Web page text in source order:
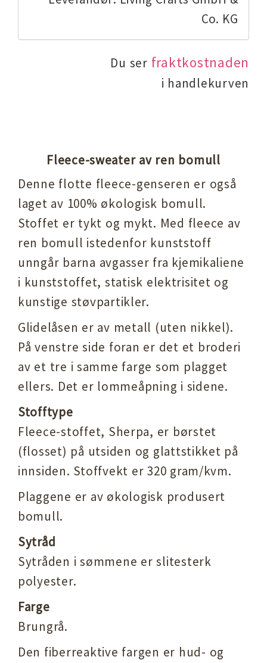
Co. KG
Du ser fraktkostnaden
i handlekurven
Fleece-sweater av ren bomull
Denne flotte fleece-genseren er også
laget av 100% økologisk bomull.
Stoffet er tykt og mykt. Med fleece av
ren bomull istedenfor kunststoff
unngår barna avgasser fra kjemikaliene
i kunststoffet, statisk elektrisitet og
kunstige støvpartikler.
Glidelåsen er av metall (uten nikkel).
På venstre side foran er det et broderi
av et tre i samme farge som plagget
ellers. Det er lommeåpning i sidene.
Stofftype
Fleece-stoffet, Sherpa, er børstet
(flosset) på utsiden og glattstikket på
innsiden. Stoffvekt er 320 gram/kvm.
Plaggene er av økologisk produsert
bomull.
Sytråd
Sytråden i sømmene er slitesterk
polyester.
Farge
Brungrå.
Den fiberreaktive fargen er hud- og